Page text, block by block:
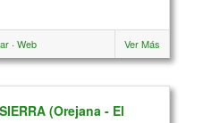
· Web Ver Más
(Orejana - El